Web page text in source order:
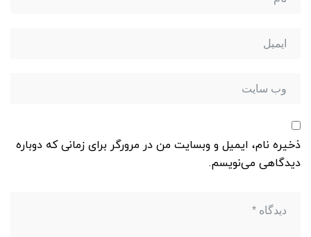
ذخیره نام، ایمیل و وبسایت من در مرورگر برای زمانی که دوباره
دیدگاهی می‌نویسم.